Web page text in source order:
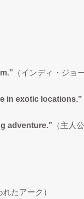
（インディ・ジョ
in exotic locations.”
adventure.” （主人
れたアーク）